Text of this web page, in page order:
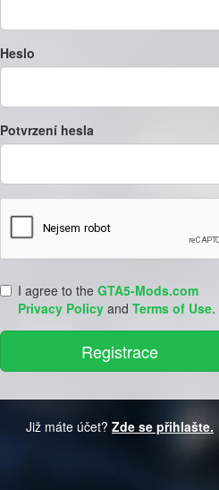
Heslo
Potvrzení hesla
I agree to the GTA5-Mods.com
Privacy Policy and Terms of Use.
Již máte účet? Zde se přihlašte.